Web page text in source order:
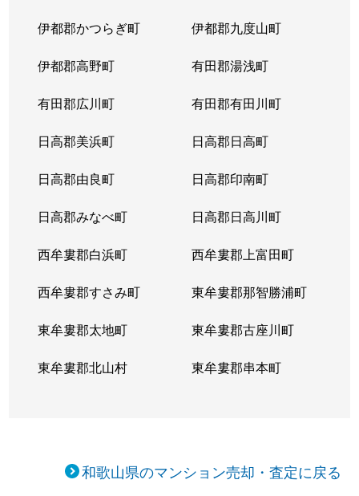
伊都郡かつらぎ町 伊都郡九度山町
伊都郡高野町 有田郡湯浅町
有田郡広川町 有田郡有田川町
日高郡美浜町 日高郡日高町
日高郡由良町 日高郡印南町
日高郡みなべ町 日高郡日高川町
西牟婁郡白浜町 西牟婁郡上富田町
西牟婁郡すさみ町 東牟婁郡那智勝浦町
東牟婁郡太地町 東牟婁郡古座川町
東牟婁郡北山村 東牟婁郡串本町
和歌山県のマンション売却・査定に戻る